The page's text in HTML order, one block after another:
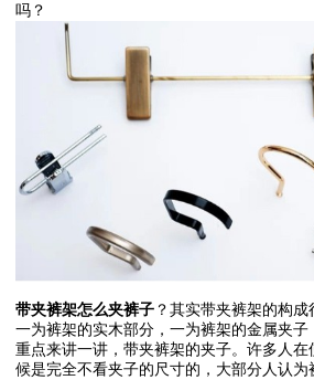
吗？
带夹裤架怎么夹裤子 ？其实带夹裤架的构成
一为裤架的实木部分，一为裤架的金属夹
重点来讲一讲，带夹裤架的夹子。许多人
候是完全不看夹子的尺寸的，大部分人认为